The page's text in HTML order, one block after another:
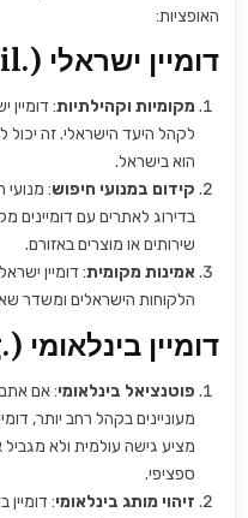
האופציות:
דומיין ישראלי (.il)
מקומיות וקהילתיות:
לקהל היעד הישראלי. זה יכול
הוא בישראל.
קידום במנועי חיפוש
בדירוג לאתרים עם
שירותים או מוצרים באזורם.
אמינות מקומית: דומיין
הלקוחות הישראלים ומשדר
דומיין בינלאומי (.com, .net, .org)
פוטנציאל בינלאומי: אם אתם
מעוניינים בקהל רחב יותר,
מציע גישה עולמית ולא
ספציפי.
זיהוי מותג בינלאומי: דומיין